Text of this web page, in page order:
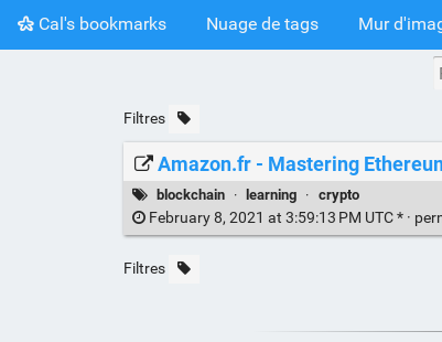
Cal's bookmarks Nuage de tags Mur
Filtres
Amazon.fr - Mastering
blockchain · learning · crypto
February 8, 2021 at 3:59:13 PM UTC * ·
Filtres